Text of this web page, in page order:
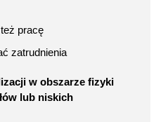
pracę
zatrudnienia
w obszarze fizyki
lub niskich